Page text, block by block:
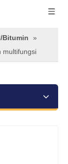
Bitumin
»
multifungsi